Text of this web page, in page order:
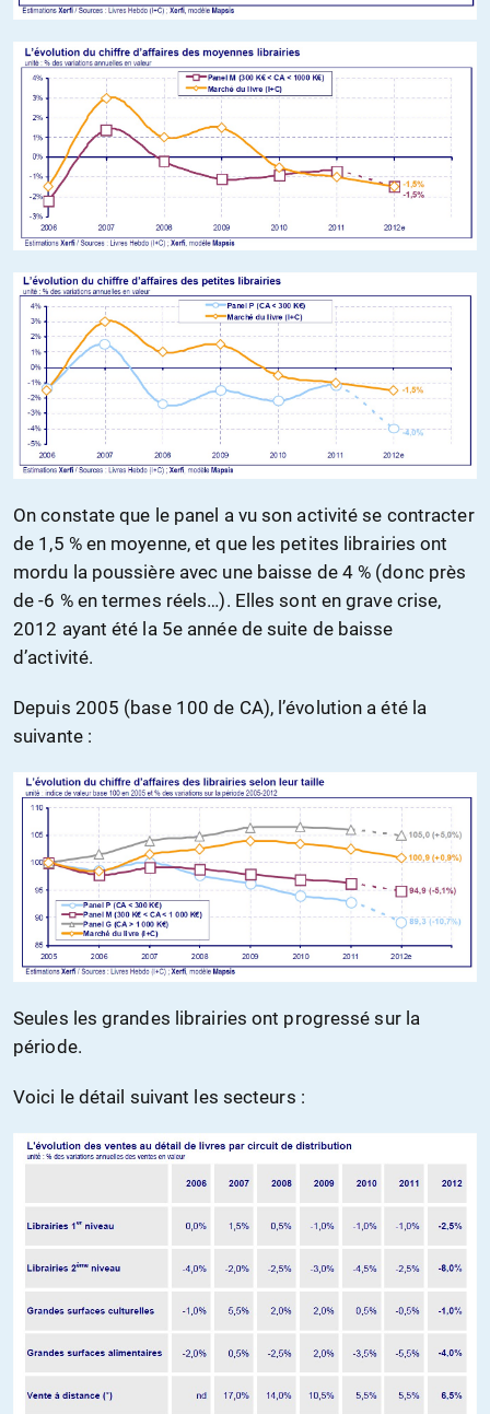
On constate que le panel a vu son activité se contracter
de 1,5 % en moyenne, et que les petites librairies ont
mordu la poussière avec une baisse de 4 % (donc près
de -6 % en termes réels…). Elles sont en grave crise,
2012 ayant été la 5e année de suite de baisse
d’activité.
Depuis 2005 (base 100 de CA), l’évolution a été la
suivante :
Seules les grandes librairies ont progressé sur la
période.
Voici le détail suivant les secteurs :